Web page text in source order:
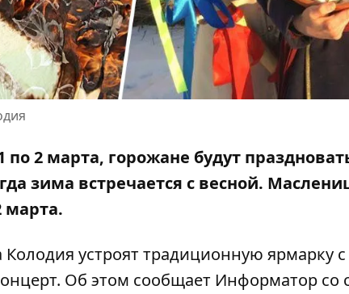
2 марта, горожане будут
зима встречается с весной.
марта.
Колодия устроят традиционную ярмарку
Об этом сообщает Информатор со